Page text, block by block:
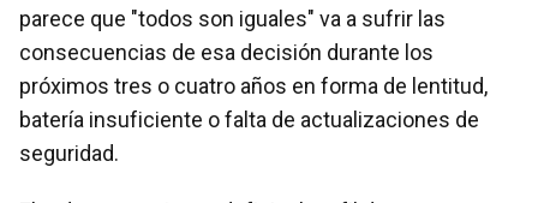
parece que "todos son iguales" va a sufrir las
consecuencias de esa decisión durante los
próximos tres o cuatro años en forma de lentitud,
batería insuficiente o falta de actualizaciones de
seguridad.